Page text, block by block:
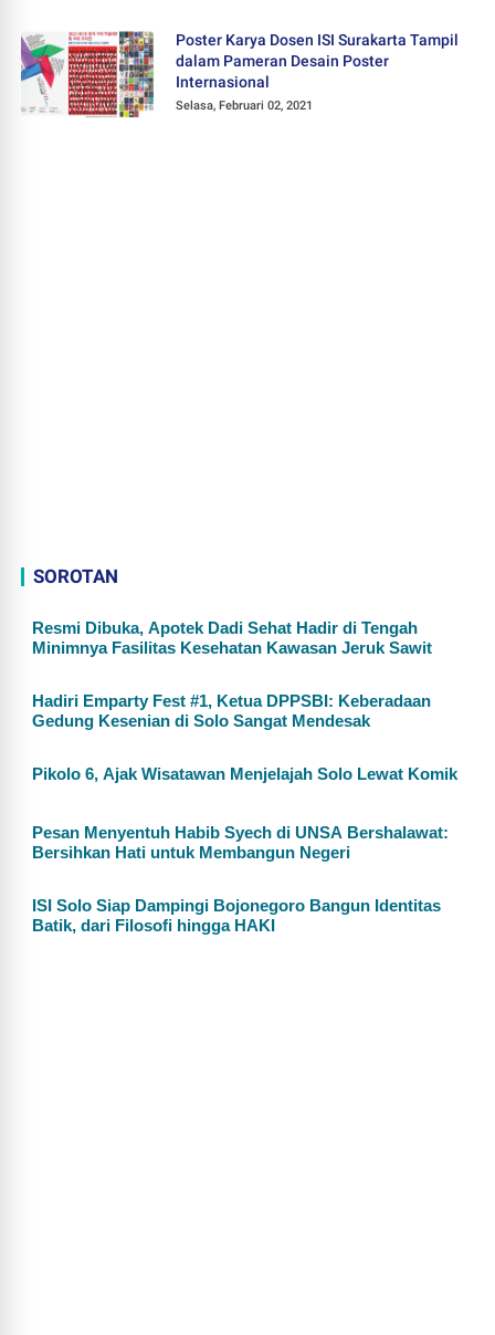
Poster Karya Dosen ISI Surakarta Tampil
dalam Pameran Desain Poster
Internasional
Selasa, Februari 02, 2021
SOROTAN
Resmi Dibuka, Apotek Dadi Sehat Hadir di Tengah
Minimnya Fasilitas Kesehatan Kawasan Jeruk Sawit
Hadiri Emparty Fest #1, Ketua DPPSBI: Keberadaan
Gedung Kesenian di Solo Sangat Mendesak
Pikolo 6, Ajak Wisatawan Menjelajah Solo Lewat Komik
Pesan Menyentuh Habib Syech di UNSA Bershalawat:
Bersihkan Hati untuk Membangun Negeri
ISI Solo Siap Dampingi Bojonegoro Bangun Identitas
Batik, dari Filosofi hingga HAKI